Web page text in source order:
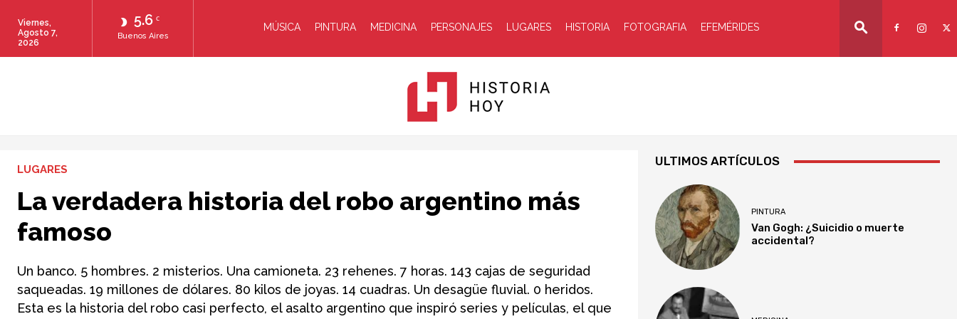
5.6 C
Buenos Aires
Viernes,
Agosto 7,
2026
MÚSICA PINTURA MEDICINA PERSONAJES LUGARES HISTORIA FOTOGRAFIA EFEMÉRIDES
Hoy
LUGARES
La verdadera historia del robo argentino más
famoso
Un banco. 5 hombres. 2 misterios. Una camioneta. 23 rehenes. 7 horas. 143 cajas de seguridad
saqueadas. 19 millones de dólares. 80 kilos de joyas. 14 cuadras. Un desagüe fluvial. 0 heridos.
Esta es la historia del robo casi perfecto, el asalto argentino que inspiró series y películas, el que
ULTIMOS ARTÍCULOS
PINTURA
Van Gogh: ¿Suicidio o muerte
accidental?